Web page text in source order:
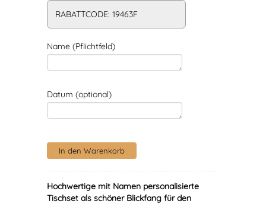
RABATTCODE: 19463F
Name (Pflichtfeld)
Datum (optional)
Hochwertige mit Namen personalisierte
Tischset als schöner Blickfang für den